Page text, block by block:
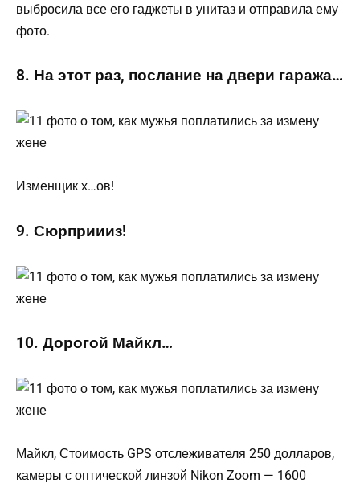
выбросила все его гаджеты в унитаз и отправила ему
фото.
8. На этот раз, послание на двери гаража…
Изменщик х…ов!
9. Сюрприииз!
10. Дорогой Майкл…
Майкл, Стоимость GPS отслеживателя 250 долларов,
камеры с оптической линзой Nikon Zoom — 1600